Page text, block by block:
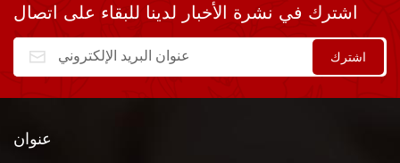
اشترك في نشرة الأخبار لدينا للبقاء على اتصال
عنوان